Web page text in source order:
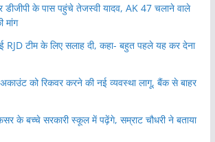
डीजीपी के पास पहुंचे तेजस्वी यादव, AK 47 चलाने वाले
मांग
RJD टीम के लिए सलाह दी, कहा- बहुत पहले यह कर देना
को रिकवर करने की नई व्यवस्था लागू, बैंक से बाहर
के बच्चे सरकारी स्कूल में पढ़ेंगे, सम्राट चौधरी ने बताया